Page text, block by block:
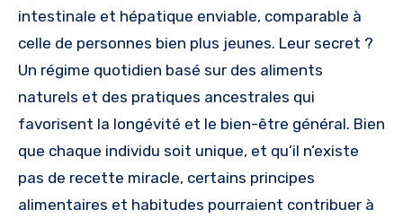
intestinale et hépatique enviable, comparable à
celle de personnes bien plus jeunes. Leur secret ?
Un régime quotidien basé sur des aliments
naturels et des pratiques ancestrales qui
favorisent la longévité et le bien-être général. Bien
que chaque individu soit unique, et qu’il n’existe
pas de recette miracle, certains principes
alimentaires et habitudes pourraient contribuer à